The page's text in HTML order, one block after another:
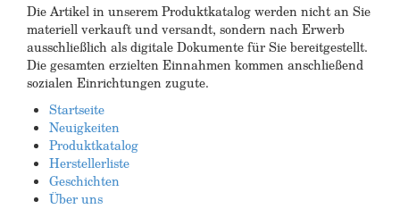
Die Artikel in unserem Produktkatalog werden nicht an Sie
materiell verkauft und versandt, sondern nach Erwerb
ausschließlich als digitale Dokumente für Sie bereitgestellt.
Die gesamten erzielten Einnahmen kommen anschließend
sozialen Einrichtungen zugute.
Startseite
Neuigkeiten
Produktkatalog
Herstellerliste
Geschichten
Über uns